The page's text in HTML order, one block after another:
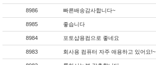
8986 빠른배송감사합니다~
8985 좋습니다
8984 포토샵용컴으로 좋네요
8983 회사용 컴퓨터 자주 애용하고 있어요!~